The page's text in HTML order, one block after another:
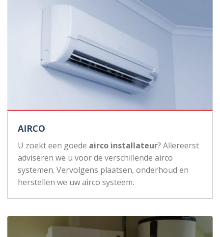
AIRCO
U zoekt een goede airco installateur? Allereerst
adviseren we u voor de verschillende airco
systemen. Vervolgens plaatsen, onderhoud en
herstellen we uw airco systeem.